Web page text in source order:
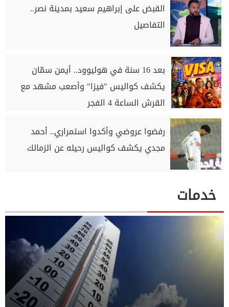
القبض على إبراهيم سعيد بمدينة نصر..
التفاصيل
بعد 16 سنة في هوليوود.. أيمن سمّان
يكشف كواليس "فيزا" وأصعب مشهد مع
القرش الساعة 4 الفجر
رفضوا عروضي وأكدوا استمراري.. أحمد
مجدي يكشف كواليس رحيله عن الزمالك
خدمات